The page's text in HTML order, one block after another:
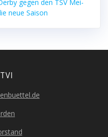
gegen den TSV Mei­
neue Saison